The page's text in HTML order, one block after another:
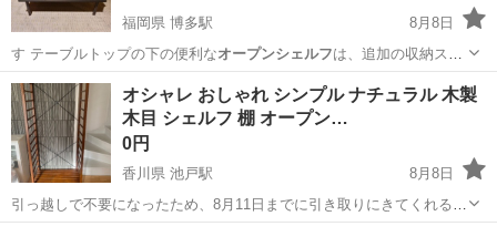
福岡県 博多駅
8月8日
す テーブルトップの下の便利なオープンシェルフは、追加の収納スペ
ースとして、部…
福岡 福岡市 オフィス用家具
オシャレ おしゃれ シンプル ナチュラル 木製
木目 シェルフ 棚 オープン…
0円
香川県 池戸駅
8月8日
引っ越しで不要になったため、8月11日までに引き取りにきてくれる方
限定でお譲りします。 棚・ハンガーラック 2点 どちらも共通のサイ